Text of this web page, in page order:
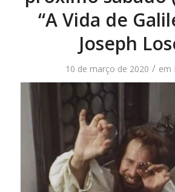
“A Vida de
Joseph
10 de março de 2020 / em